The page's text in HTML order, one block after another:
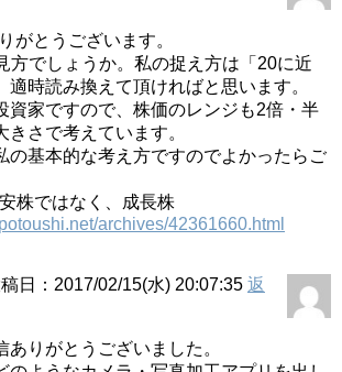
がとうございます。
方でしょうか。私の捉え方は「20に近
適時読み換えて頂ければと思います。
資家ですので、株価のレンジも2倍・半
きさで考えています。
の基本的な考え方ですのでよかったらご
株ではなく、成長株
archives/42361660.html
日：2017/02/15(水) 20:07:35 返
ありがとうございました。